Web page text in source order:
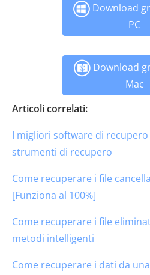
Download
PC
Download
Mac
Articoli correlati:
I migliori software di
strumenti di recupero
Come recuperare i file
[Funziona al 100%]
Come recuperare i file
metodi intelligenti
Come recuperare i dati da